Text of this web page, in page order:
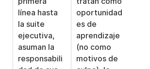
línea hasta
la suite
ejecutiva,
asuman la
responsabili
oportunidad
es de
aprendizaje
(no como
motivos de